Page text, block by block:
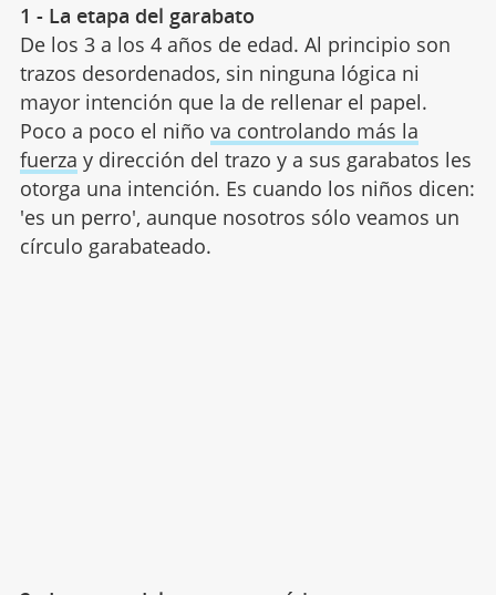
1 - La etapa del garabato
De los 3 a los 4 años de edad. Al principio son
trazos desordenados, sin ninguna lógica ni
mayor intención que la de rellenar el papel.
Poco a poco el niño va controlando más la
fuerza y dirección del trazo y a sus garabatos les
otorga una intención. Es cuando los niños dicen:
'es un perro', aunque nosotros sólo veamos un
círculo garabateado.